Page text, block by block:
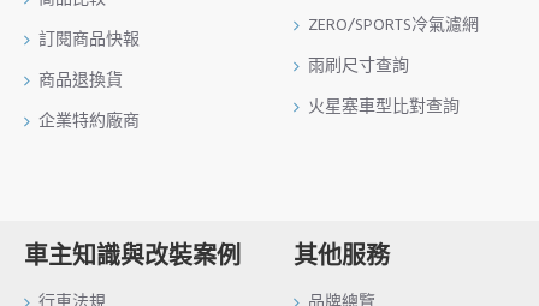
訂閱商品快報
商品退換貨
企業特約廠商
ZERO/SPORTS冷氣濾網
雨刷尺寸查詢
火星塞車型比對查詢
車主知識與改裝案例 其他服務